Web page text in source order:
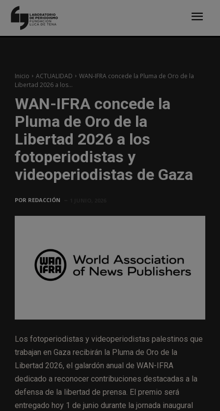
Inicio ACTUALIDAD
WAN-IFRA concede la Pluma de Oro de la
Libertad 2026 a los...
WAN-IFRA concede la
Pluma de Oro de la
Libertad 2026 a los
fotoperiodistas y
videoperiodistas de Gaza
POR REDACCIÓN
Los fotoperiodistas y videoperiodistas palestinos que
trabajan en Gaza recibirán la Pluma de Oro de la
Libertad 2026, el galardón anual de WAN-IFRA
dedicado a reconocer contribuciones destacadas a la
defensa de la libertad de prensa. El premio será
entregado hoy 1 de junio durante la jornada inaugural